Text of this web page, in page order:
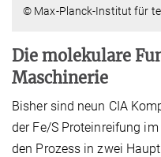
© Max-Planck-Institut für
Die molekulare
Maschinerie
Bisher sind neun CIA
der Fe/S Proteinreifung
den Prozess in zwei